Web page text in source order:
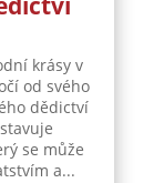
krásy v
od svého
dědictví
se může
a...